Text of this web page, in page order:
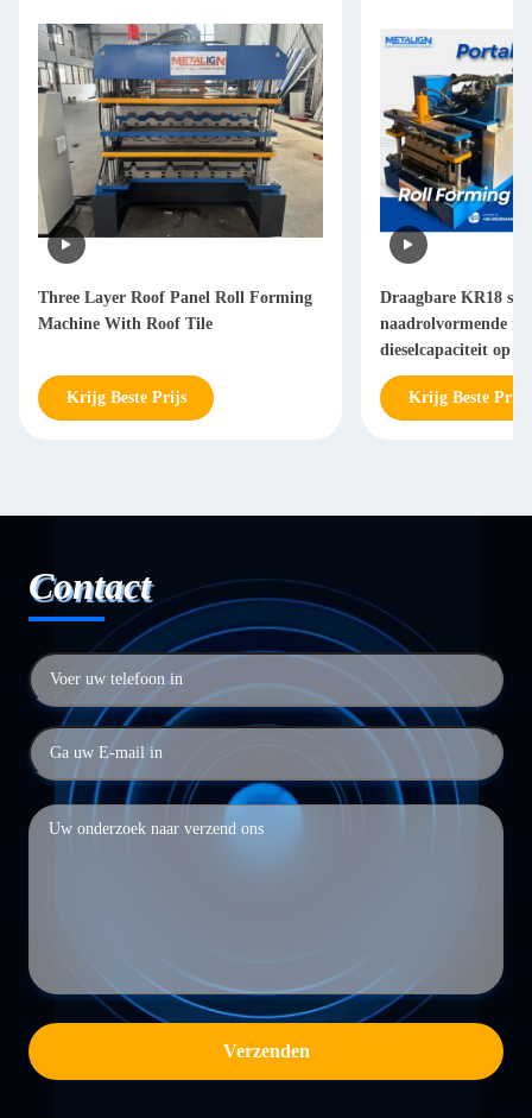
Three Layer Roof Panel Roll Forming
Machine With Roof Tile
Krijg Beste Prijs
Draagbare KR18
naadrolvormende
dieselcapaciteit op
besturing
Krijg Beste Prijs
Contact
Verzenden